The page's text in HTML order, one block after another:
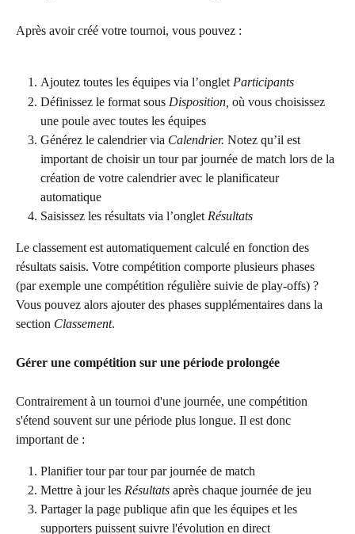
Après avoir créé votre tournoi, vous pouvez :
Ajoutez toutes les équipes via l’onglet Participants
Définissez le format sous Disposition, où vous choisissez
une poule avec toutes les équipes
Générez le calendrier via Calendrier. Notez qu’il est
important de choisir un tour par journée de match lors de la
création de votre calendrier avec le planificateur
automatique
Saisissez les résultats via l’onglet Résultats
Le classement est automatiquement calculé en fonction des
résultats saisis. Votre compétition comporte plusieurs phases
(par exemple une compétition régulière suivie de play-offs) ?
Vous pouvez alors ajouter des phases supplémentaires dans la
section Classement.
Gérer une compétition sur une période prolongée
Contrairement à un tournoi d'une journée, une compétition
s'étend souvent sur une période plus longue. Il est donc
important de :
Planifier tour par tour par journée de match
Mettre à jour les Résultats après chaque journée de jeu
Partager la page publique afin que les équipes et les
supporters puissent suivre l'évolution en direct